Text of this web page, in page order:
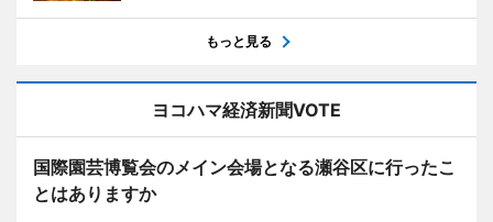
もっと見る
ヨコハマ経済新聞VOTE
国際園芸博覧会のメイン会場となる瀬谷区に行ったこ
とはありますか